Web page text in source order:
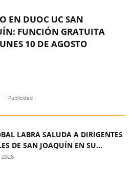
EN DUOC UC SAN
FUNCIÓN GRATUITA
10 DE AGOSTO
- Publicidad -
LABRA SALUDA A DIRIGENTES
DE SAN JOAQUÍN EN SU...